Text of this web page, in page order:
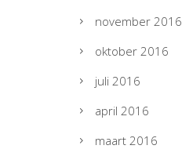
november 2016
oktober 2016
juli 2016
april 2016
maart 2016